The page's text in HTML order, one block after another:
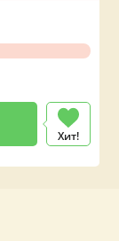
Хит!